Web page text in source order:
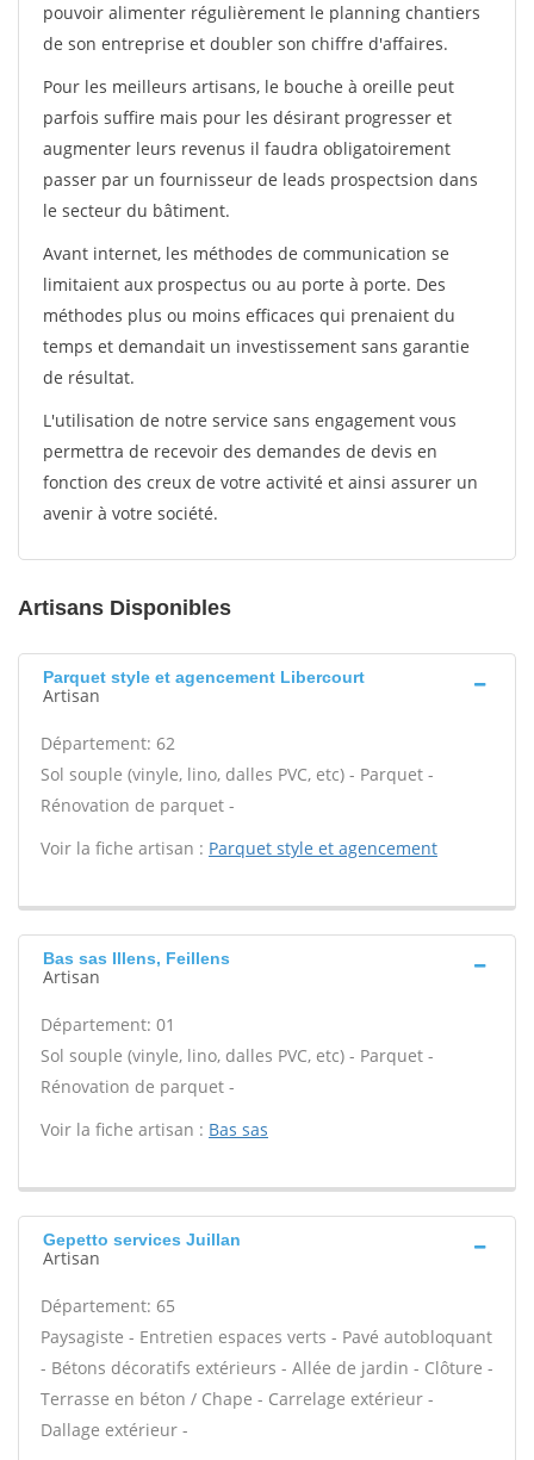
pouvoir alimenter régulièrement le planning chantiers
de son entreprise et doubler son chiffre d'affaires.
Pour les meilleurs artisans, le bouche à oreille peut
parfois suffire mais pour les désirant progresser et
augmenter leurs revenus il faudra obligatoirement
passer par un fournisseur de leads prospectsion dans
le secteur du bâtiment.
Avant internet, les méthodes de communication se
limitaient aux prospectus ou au porte à porte. Des
méthodes plus ou moins efficaces qui prenaient du
temps et demandait un investissement sans garantie
de résultat.
L'utilisation de notre service sans engagement vous
permettra de recevoir des demandes de devis en
fonction des creux de votre activité et ainsi assurer un
avenir à votre société.
Artisans Disponibles
Parquet style et agencement Libercourt
Artisan
Département: 62
Sol souple (vinyle, lino, dalles PVC, etc) - Parquet -
Rénovation de parquet -
Voir la fiche artisan : Parquet style et agencement
Bas sas Illens, Feillens
Artisan
Département: 01
Sol souple (vinyle, lino, dalles PVC, etc) - Parquet -
Rénovation de parquet -
Voir la fiche artisan : Bas sas
Gepetto services Juillan
Artisan
Département: 65
Paysagiste - Entretien espaces verts - Pavé autobloquant
- Bétons décoratifs extérieurs - Allée de jardin - Clôture -
Terrasse en béton / Chape - Carrelage extérieur -
Dallage extérieur -